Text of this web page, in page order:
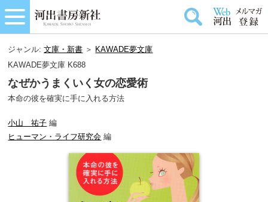
ジャンル:文庫・新書 ＞ KAWADE夢文庫
KAWADE夢文庫 K688
なぜかうまくいく女の恋愛術
本命の彼を確実に手に入れる方法
小山 祐子 編
ヒューマン・ライフ研究会 編